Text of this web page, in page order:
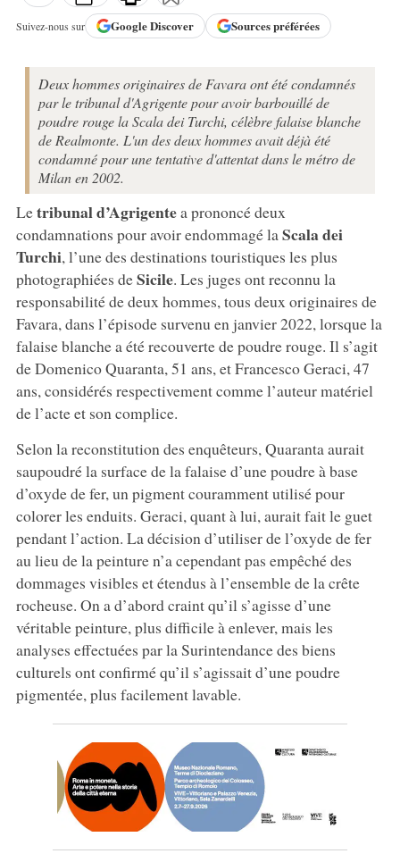
Suivez-nous sur GoogleDiscover Sources préférées
Deux hommes originaires de Favara ont été condamnés
par le tribunal d'Agrigente pour avoir barbouillé de
poudre rouge la Scala dei Turchi, célèbre falaise blanche
de Realmonte. L'un des deux hommes avait déjà été
condamné pour une tentative d'attentat dans le métro de
Milan en 2002.
Letribunal d’Agrigentea prononcé deux
condamnations pour avoir endommagé la Scala dei
Turchi, l’une des destinations touristiques les plus
photographiées deSicile. Les juges ont reconnu la
responsabilité de deux hommes, tous deux originaires de
Favara, dans l’épisode survenu en janvier 2022, lorsque la
falaise blanche a été recouverte de poudre rouge. Il s’agit
de Domenico Quaranta, 51 ans, et Francesco Geraci, 47
ans, considérés respectivement comme l’auteur matériel
de l’acte et son complice.
Selon la reconstitution des enquêteurs, Quaranta aurait
saupoudré la surface de la falaise d’une poudre à base
d’oxyde de fer, un pigment couramment utilisé pour
colorer les enduits. Geraci, quant à lui, aurait fait le guet
pendant l’action. La décision d’utiliser de l’oxyde de fer
au lieu de la peinture n’a cependant pas empêché des
dommages visibles et étendus à l’ensemble de la crête
rocheuse. On a d’abord craint qu’il s’agisse d’une
véritable peinture, plus difficile à enlever, mais les
analyses effectuées par la Surintendance des biens
culturels ont confirmé qu’il s’agissait d’une poudre
pigmentée, plus facilement lavable.